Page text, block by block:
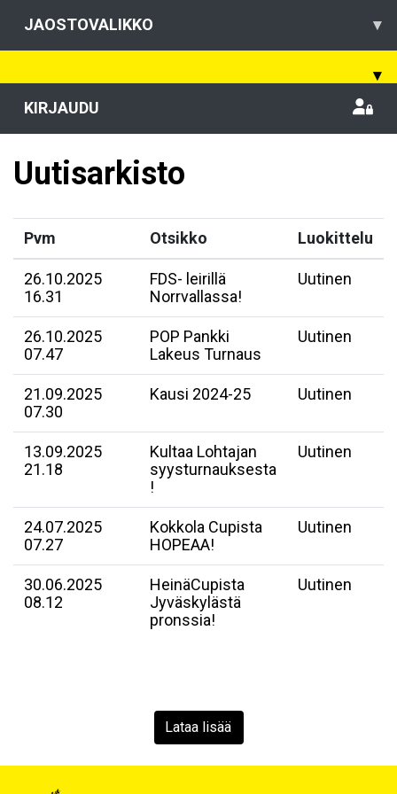
JAOSTOVALIKKO ▾
▾
KIRJAUDU
Uutisarkisto
Pvm Otsikko Luokittelu
26.10.2025
16.31
FDS- leirillä
Norrvallassa!
Uutinen
26.10.2025
07.47
POP Pankki
Lakeus Turnaus
Uutinen
21.09.2025
07.30
Kausi 2024-25 Uutinen
13.09.2025
21.18
Kultaa Lohtajan
syysturnauksesta
!
Uutinen
24.07.2025
07.27
Kokkola Cupista
HOPEAA!
Uutinen
30.06.2025
08.12
HeinäCupista
Jyväskylästä
pronssia!
Uutinen
Lataa lisää